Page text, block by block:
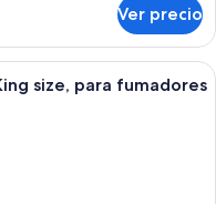
Ver precio
de hotel con una cama
size, para fumadores